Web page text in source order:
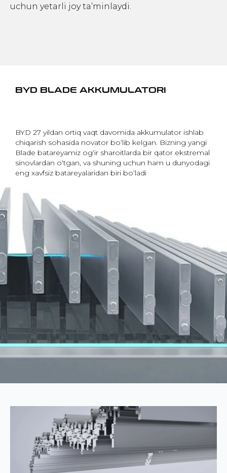
uchun yetarli joy ta’minlaydi.
BYD BLADE AKKUMULATORI
BYD 27 yildan ortiq vaqt davomida akkumulator ishlab
chiqarish sohasida novator bo‘lib kelgan. Bizning yangi
Blade batareyamiz og‘ir sharoitlarda bir qator ekstremal
sinovlardan o‘tgan, va shuning uchun ham u dunyodagi
eng xavfsiz batareyalaridan biri bo‘ladi